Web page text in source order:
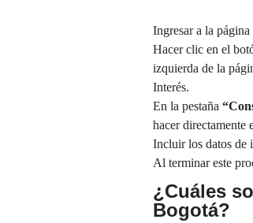
Ingresar a la página
Hacer clic en el
izquierda de la
Interés.
En la pestaña
hacer directamente
Incluir los datos de
Al terminar este
¿Cuáles
Bogotá?